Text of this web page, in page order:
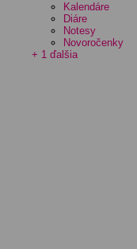
Kalendáre
Diáre
Notesy
Novoročenky
+ 1 ďalšia